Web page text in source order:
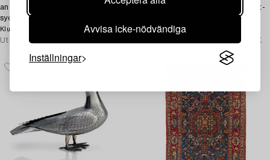
Avvisa icke-nödvändiga
Inställningar
antik, sannolikt Luri, figural
sydvästra Persien, ca 193 x 134
cm.
Klubbat pris
Utropspris
antik "Haj Jalili" Täbris, Nordväst-
Klubbat prisÅterrop
10 000 - 12 000 SEK